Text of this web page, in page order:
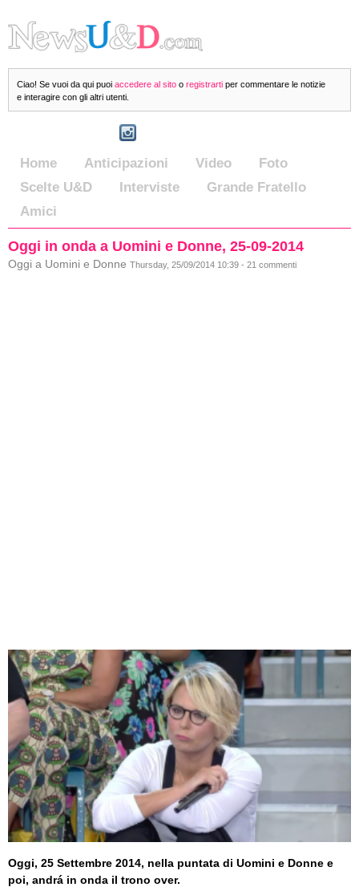
Ciao! Se vuoi da qui puoi accedere al sito o registrarti per commentare le notizie
e interagire con gli altri utenti.
Home Anticipazioni Video
Foto
Scelte U&D
Interviste
Grande Fratello
Amici
Oggi in onda a Uomini e Donne, 25-09-2014
Oggi a Uomini e Donne Thursday, 25/09/2014 10:39 - 21 commenti
Oggi, 25 Settembre 2014, nella puntata di Uomini e Donne e
poi, andrá in onda il trono over.